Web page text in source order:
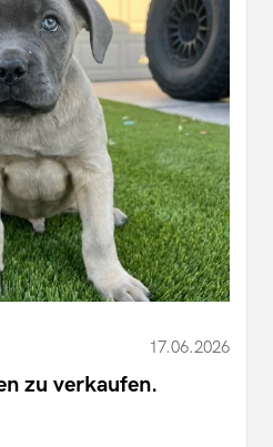
17.06.2026
zu verkaufen.